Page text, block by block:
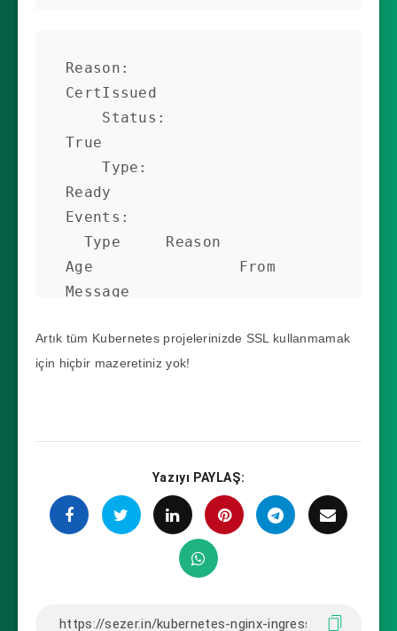
Reason:
CertIssued
True
    Type:
Ready
Events:
Age                From
Message
--               ----
-------
ACME order, attempting
cert-manager  Domain
"sezer.test" verified with
"http-01" validation
cert-manager  Issuing
Artık tüm Kubernetes projelerinizde SSL kullanmamak
için hiçbir mazeretiniz yok!
Yazıyı PAYLAŞ: